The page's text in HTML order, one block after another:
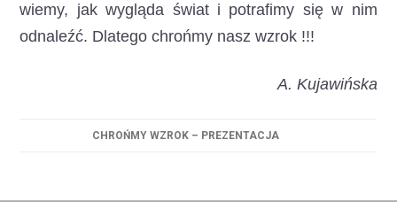
wiemy, jak wygląda świat i potrafimy się w nim
odnaleźć. Dlatego chrońmy nasz wzrok !!!
A. Kujawińska
CHROŃMY WZROK – PREZENTACJA